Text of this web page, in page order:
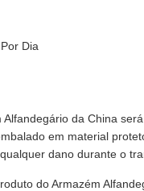
Dia
Alfandegário da China
em material
dano durante o
do Armazém